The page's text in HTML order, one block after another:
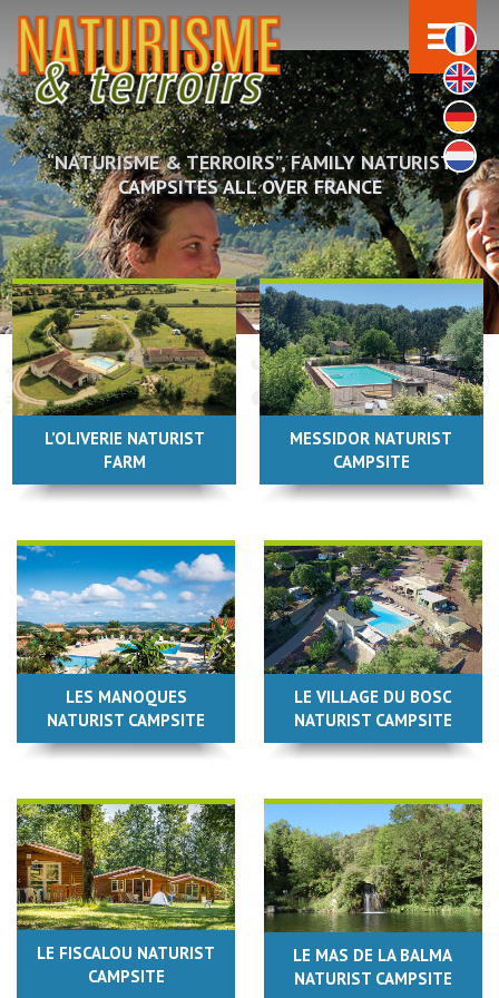
“NATURISME & TERROIRS”, FAMILY NATURIST
CAMPSITES ALL OVER FRANCE
L’OLIVERIE NATURIST
FARM
LES MANOQUES
NATURIST CAMPSITE
LE FISCALOU NATURIST
CAMPSITE
MESSIDOR NATURIST
CAMPSITE
LE VILLAGE DU BOSC
NATURIST CAMPSITE
LE MAS DE LA BALMA
NATURIST CAMPSITE